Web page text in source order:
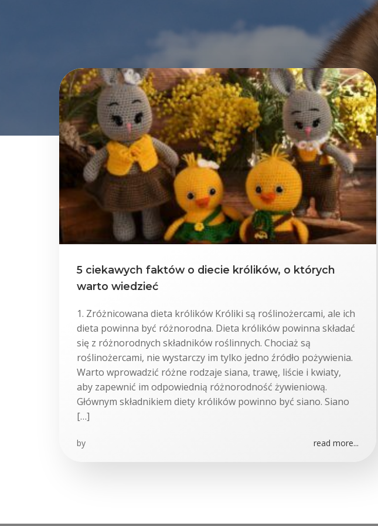
5 ciekawych faktów o diecie królików, o których
warto wiedzieć
1. Zróżnicowana dieta królików Króliki są roślinożercami, ale ich
dieta powinna być różnorodna. Dieta królików powinna składać
się z różnorodnych składników roślinnych. Chociaż są
roślinożercami, nie wystarczy im tylko jedno źródło pożywienia.
Warto wprowadzić różne rodzaje siana, trawę, liście i kwiaty,
aby zapewnić im odpowiednią różnorodność żywieniową.
Głównym składnikiem diety królików powinno być siano. Siano
[…]
by read more...